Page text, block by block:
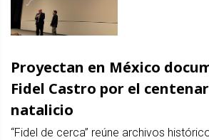
Proyectan en México
Fidel Castro por el
natalicio
“Fidel de cerca” reúne archivos